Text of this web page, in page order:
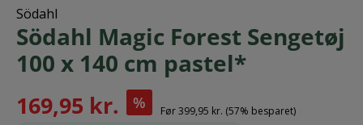
Södahl
Södahl Magic Forest Sengetøj
100 x 140 cm pastel*
169,95 kr. % Før399,95 kr. (57% besparet)